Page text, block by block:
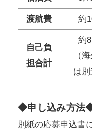
渡航費 約
自己負
担合計
約
（
は別
◆申し込み方法
別紙の応募申込書